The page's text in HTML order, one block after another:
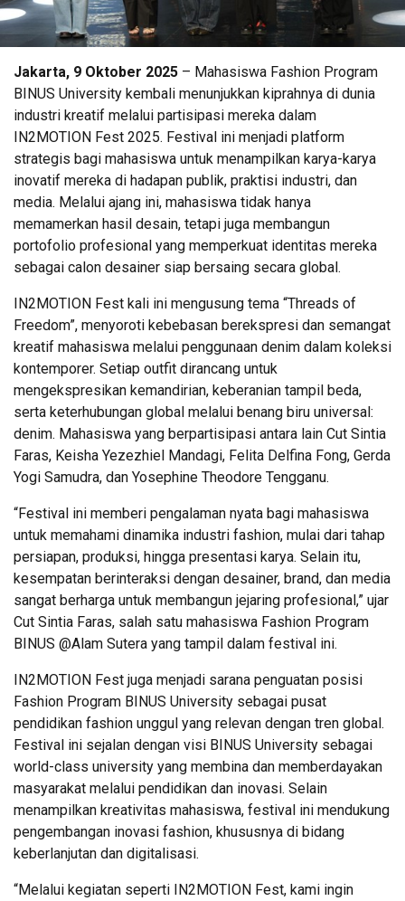
Jakarta, 9 Oktober 2025 – Mahasiswa Fashion Program
BINUS University kembali menunjukkan kiprahnya di dunia
industri kreatif melalui partisipasi mereka dalam
IN2MOTION Fest 2025. Festival ini menjadi platform
strategis bagi mahasiswa untuk menampilkan karya-karya
inovatif mereka di hadapan publik, praktisi industri, dan
media. Melalui ajang ini, mahasiswa tidak hanya
memamerkan hasil desain, tetapi juga membangun
portofolio profesional yang memperkuat identitas mereka
sebagai calon desainer siap bersaing secara global.
IN2MOTION Fest kali ini mengusung tema “Threads of
Freedom”, menyoroti kebebasan berekspresi dan semangat
kreatif mahasiswa melalui penggunaan denim dalam koleksi
kontemporer. Setiap outfit dirancang untuk
mengekspresikan kemandirian, keberanian tampil beda,
serta keterhubungan global melalui benang biru universal:
denim. Mahasiswa yang berpartisipasi antara lain Cut Sintia
Faras, Keisha Yezezhiel Mandagi, Felita Delfina Fong, Gerda
Yogi Samudra, dan Yosephine Theodore Tengganu.
“Festival ini memberi pengalaman nyata bagi mahasiswa
untuk memahami dinamika industri fashion, mulai dari tahap
persiapan, produksi, hingga presentasi karya. Selain itu,
kesempatan berinteraksi dengan desainer, brand, dan media
sangat berharga untuk membangun jejaring profesional,” ujar
Cut Sintia Faras, salah satu mahasiswa Fashion Program
BINUS @Alam Sutera yang tampil dalam festival ini.
IN2MOTION Fest juga menjadi sarana penguatan posisi
Fashion Program BINUS University sebagai pusat
pendidikan fashion unggul yang relevan dengan tren global.
Festival ini sejalan dengan visi BINUS University sebagai
world-class university yang membina dan memberdayakan
masyarakat melalui pendidikan dan inovasi. Selain
menampilkan kreativitas mahasiswa, festival ini mendukung
pengembangan inovasi fashion, khususnya di bidang
keberlanjutan dan digitalisasi.
“Melalui kegiatan seperti IN2MOTION Fest, kami ingin